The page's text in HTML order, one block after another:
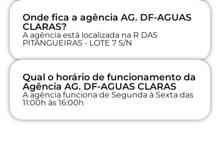
Onde fica a agência AG. DF-AGUAS
CLARAS?
A agência está localizada na R DAS
PITANGUEIRAS - LOTE 7 S/N
Qual o horário de funcionamento da
Agência AG. DF-AGUAS CLARAS
A agência funciona de Segunda à Sexta das
11:00h às 16:00h